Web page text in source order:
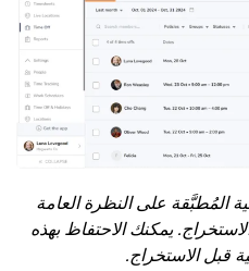
المُطبَّقة على النظرة العامة
يمكنك الاحتفاظ بهذه
قبل الاستخراج.